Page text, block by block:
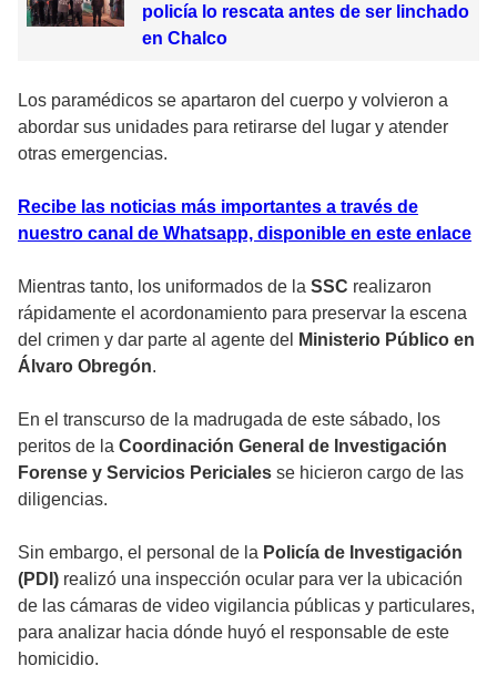
policía lo rescata antes de ser linchado
en Chalco
Los paramédicos se apartaron del cuerpo y volvieron a
abordar sus unidades para retirarse del lugar y atender
otras emergencias.
Recibe las noticias más importantes a través de
nuestro canal de Whatsapp, disponible en este enlace
Mientras tanto, los uniformados de la SSC realizaron
rápidamente el acordonamiento para preservar la escena
del crimen y dar parte al agente del
Ministerio Público en
Álvaro Obregón.
En el transcurso de la madrugada de este sábado, los
peritos de la Coordinación General de Investigación
Forense y Servicios Periciales se hicieron cargo de las
diligencias.
Sin embargo, el personal de la Policía de Investigación
(PDI) realizó una inspección ocular para ver la ubicación
de las cámaras de video vigilancia públicas y particulares,
para analizar hacia dónde huyó el responsable de este
homicidio.